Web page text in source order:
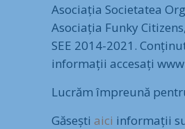
Asociația Societatea
Asociația Funky
SEE 2014-2021.
informații accesați
Lucrăm împreună
Găseștiaici informații